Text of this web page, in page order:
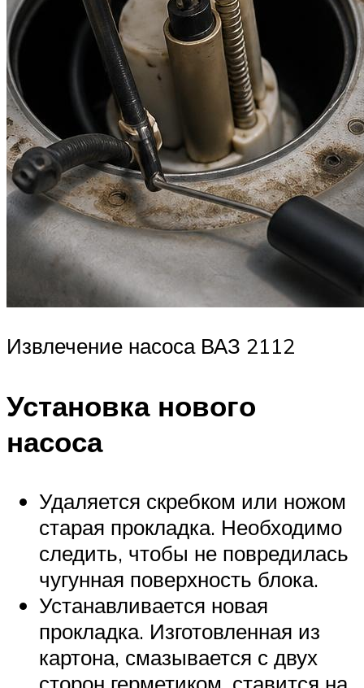
Извлечение насоса ВАЗ 2112
Установка нового
насоса
Удаляется скребком или ножом
старая прокладка. Необходимо
следить, чтобы не повредилась
чугунная поверхность блока.
Устанавливается новая
прокладка. Изготовленная из
картона, смазывается с двух